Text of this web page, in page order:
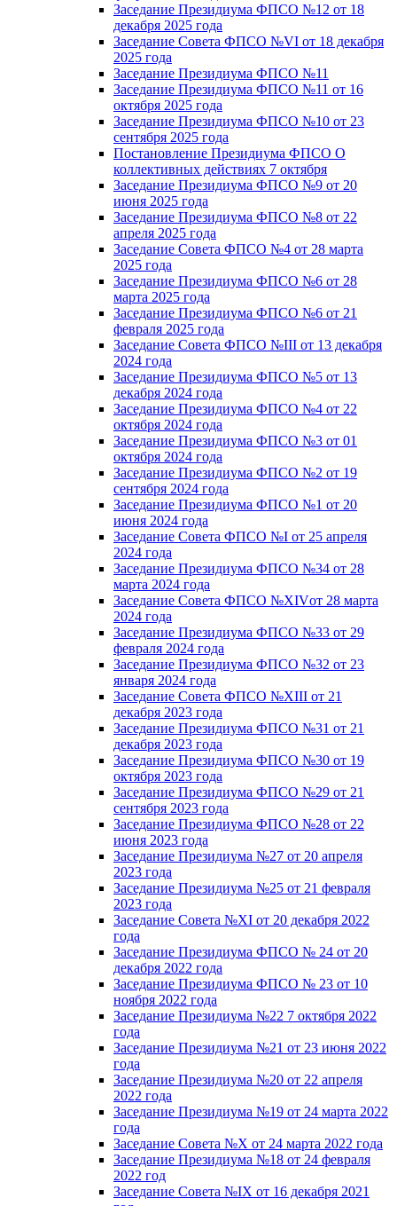
Заседание Президиума ФПСО №12 от 18
декабря 2025 года
Заседание Совета ФПСО №VI от 18 декабря
2025 года
Заседание Президиума ФПСО №11
Заседание Президиума ФПСО №11 от 16
октября 2025 года
Заседание Президиума ФПСО №10 от 23
сентября 2025 года
Постановление Президиума ФПСО О
коллективных действиях 7 октября
Заседание Президиума ФПСО №9 от 20
июня 2025 года
Заседание Президиума ФПСО №8 от 22
апреля 2025 года
Заседание Совета ФПСО №4 от 28 марта
2025 года
Заседание Президиума ФПСО №6 от 28
марта 2025 года
Заседание Президиума ФПСО №6 от 21
февраля 2025 года
Заседание Совета ФПСО №III от 13 декабря
2024 года
Заседание Президиума ФПСО №5 от 13
декабря 2024 года
Заседание Президиума ФПСО №4 от 22
октября 2024 года
Заседание Президиума ФПСО №3 от 01
октября 2024 года
Заседание Президиума ФПСО №2 от 19
сентября 2024 года
Заседание Президиума ФПСО №1 от 20
июня 2024 года
Заседание Совета ФПСО №I от 25 апреля
2024 года
Заседание Президиума ФПСО №34 от 28
марта 2024 года
Заседание Совета ФПСО №XIVот 28 марта
2024 года
Заседание Президиума ФПСО №33 от 29
февраля 2024 года
Заседание Президиума ФПСО №32 от 23
января 2024 года
Заседание Совета ФПСО №XIII от 21
декабря 2023 года
Заседание Президиума ФПСО №31 от 21
декабря 2023 года
Заседание Президиума ФПСО №30 от 19
октября 2023 года
Заседание Президиума ФПСО №29 от 21
сентября 2023 года
Заседание Президиума ФПСО №28 от 22
июня 2023 года
Заседание Президиума №27 от 20 апреля
2023 года
Заседание Президиума №25 от 21 февраля
2023 года
Заседание Совета №XI от 20 декабря 2022
года
Заседание Президиума ФПСО № 24 от 20
декабря 2022 года
Заседание Президиума ФПСО № 23 от 10
ноября 2022 года
Заседание Президиума №22 7 октября 2022
года
Заседание Президиума №21 от 23 июня 2022
года
Заседание Президиума №20 от 22 апреля
2022 года
Заседание Президиума №19 от 24 марта 2022
года
Заседание Совета №X от 24 марта 2022 года
Заседание Президиума №18 от 24 февраля
2022 год
Заседание Совета №IX от 16 декабря 2021